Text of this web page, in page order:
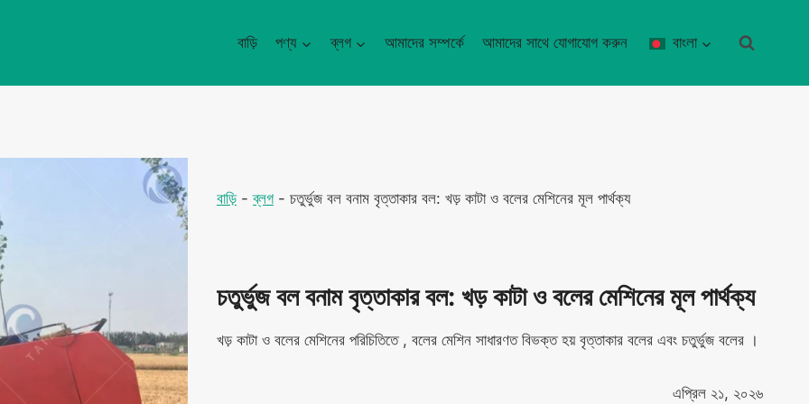
বাড়ি পণ্য ব্লগ আমাদের সম্পর্কে আমাদের সাথে যোগাযোগ করুন বাংলা
বাড়ি -ব্লগ - চতুর্ভুজ বল বনাম বৃত্তাকার বল: খড় কাটা ও বলের মেশিনের মূল পার্থক্য
চতুর্ভুজ বল বনাম বৃত্তাকার বল: খড় কাটা ও বলের মেশিনের মূল পার্থক্য
খড় কাটা ও বলের মেশিনের পরিচিতিতে , বলের মেশিন সাধারণত বিভক্ত হয় বৃত্তাকার বলের এবং চতুর্ভুজ বলের ।
এপ্রিল ২১, ২০২৬